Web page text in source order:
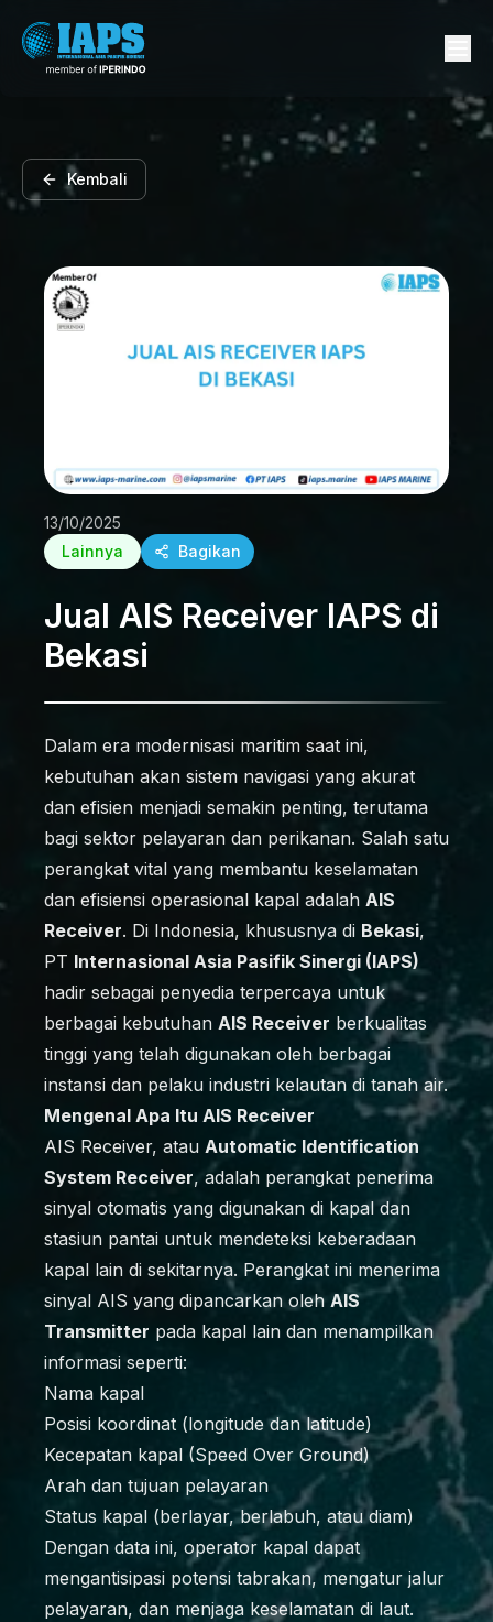
Kembali
13/10/2025
Lainnya
Bagikan
Jual AIS Receiver IAPS di
Bekasi
Dalam era modernisasi maritim saat ini,
kebutuhan akan sistem navigasi yang akurat
dan efisien menjadi semakin penting, terutama
bagi sektor pelayaran dan perikanan. Salah satu
perangkat vital yang membantu keselamatan
dan efisiensi operasional kapal adalah AIS
Receiver. Di Indonesia, khususnya di Bekasi,
PT Internasional Asia Pasifik Sinergi (IAPS)
hadir sebagai penyedia terpercaya untuk
berbagai kebutuhan AIS Receiver berkualitas
tinggi yang telah digunakan oleh berbagai
instansi dan pelaku industri kelautan di tanah air.
Mengenal Apa Itu AIS Receiver
AIS Receiver, atau Automatic Identification
System Receiver, adalah perangkat penerima
sinyal otomatis yang digunakan di kapal dan
stasiun pantai untuk mendeteksi keberadaan
kapal lain di sekitarnya. Perangkat ini menerima
sinyal AIS yang dipancarkan oleh AIS
Transmitter pada kapal lain dan menampilkan
informasi seperti:
Nama kapal
Posisi koordinat (longitude dan latitude)
Kecepatan kapal (Speed Over Ground)
Arah dan tujuan pelayaran
Status kapal (berlayar, berlabuh, atau diam)
Dengan data ini, operator kapal dapat
mengantisipasi potensi tabrakan, mengatur jalur
pelayaran, dan menjaga keselamatan di laut.